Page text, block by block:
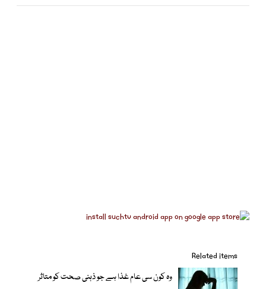
Related items
وہ کون سی عام غذا ہے جو ذہنی صحت کو متاثر